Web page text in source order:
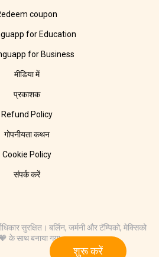
शुरू करें
coupon
for Education
for Business
मीडिया में
प्रकाशक
Refund Policy
गोपनीयता कथन
Cookie Policy
संपर्क करें
सुरक्षित। बर्लिन, जर्मनी और टॅम्पिको, मेक्सिको
के साथ बनाया गया